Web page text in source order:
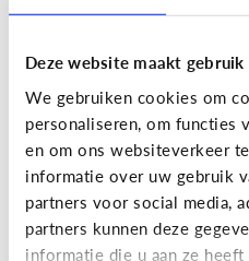
Deze website maakt gebruik
We gebruiken cookies om
personaliseren, om functies
en om ons websiteverkeer
informatie over uw gebruik
partners voor social media,
partners kunnen deze
informatie die u aan ze
Nieuws en informatie